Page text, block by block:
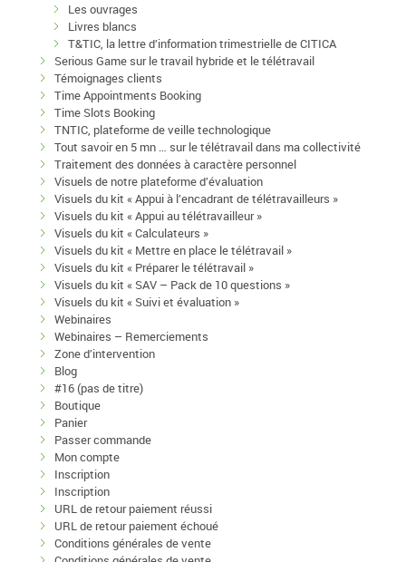
Les ouvrages
Livres blancs
T&TIC, la lettre d’information trimestrielle de CITICA
Serious Game sur le travail hybride et le télétravail
Témoignages clients
Time Appointments Booking
Time Slots Booking
TNTIC, plateforme de veille technologique
Tout savoir en 5 mn … sur le télétravail dans ma collectivité
Traitement des données à caractère personnel
Visuels de notre plateforme d’évaluation
Visuels du kit « Appui à l’encadrant de télétravailleurs »
Visuels du kit « Appui au télétravailleur »
Visuels du kit « Calculateurs »
Visuels du kit « Mettre en place le télétravail »
Visuels du kit « Préparer le télétravail »
Visuels du kit « SAV – Pack de 10 questions »
Visuels du kit « Suivi et évaluation »
Webinaires
Webinaires – Remerciements
Zone d’intervention
Blog
#16 (pas de titre)
Boutique
Panier
Passer commande
Mon compte
Inscription
Inscription
URL de retour paiement réussi
URL de retour paiement échoué
Conditions générales de vente